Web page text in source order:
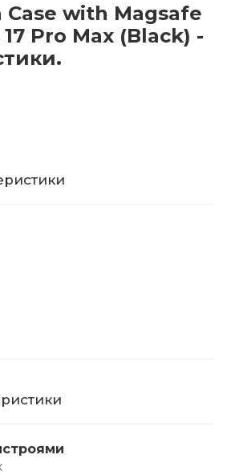
Case with Magsafe
Pro Max (Black) -